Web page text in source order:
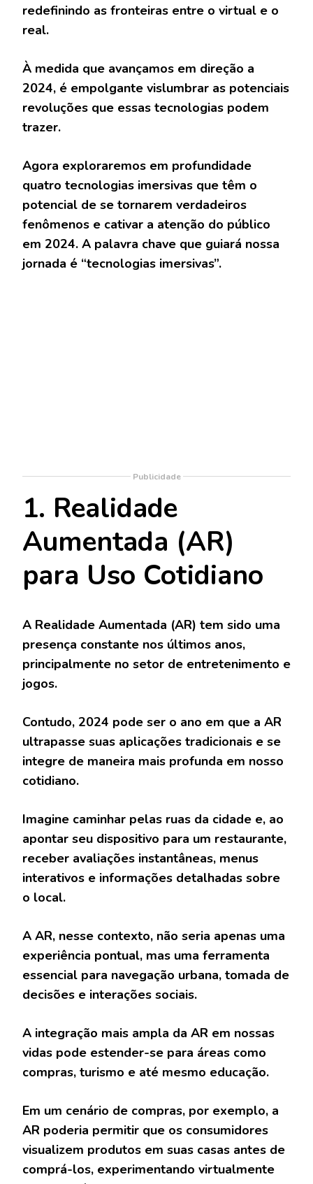
redefinindo as fronteiras entre o virtual e o
real.
À medida que avançamos em direção a
2024, é empolgante vislumbrar as potenciais
revoluções que essas tecnologias podem
trazer.
Agora exploraremos em profundidade
quatro tecnologias imersivas que têm o
potencial de se tornarem verdadeiros
fenômenos e cativar a atenção do público
em 2024. A palavra chave que guiará nossa
jornada é “tecnologias imersivas”.
Publicidade
1. Realidade
Aumentada (AR)
para Uso Cotidiano
A Realidade Aumentada (AR) tem sido uma
presença constante nos últimos anos,
principalmente no setor de entretenimento e
jogos.
Contudo, 2024 pode ser o ano em que a AR
ultrapasse suas aplicações tradicionais e se
integre de maneira mais profunda em nosso
cotidiano.
Imagine caminhar pelas ruas da cidade e, ao
apontar seu dispositivo para um restaurante,
receber avaliações instantâneas, menus
interativos e informações detalhadas sobre
o local.
A AR, nesse contexto, não seria apenas uma
experiência pontual, mas uma ferramenta
essencial para navegação urbana, tomada de
decisões e interações sociais.
A integração mais ampla da AR em nossas
vidas pode estender-se para áreas como
compras, turismo e até mesmo educação.
Em um cenário de compras, por exemplo, a
AR poderia permitir que os consumidores
visualizem produtos em suas casas antes de
comprá-los, experimentando virtualmente